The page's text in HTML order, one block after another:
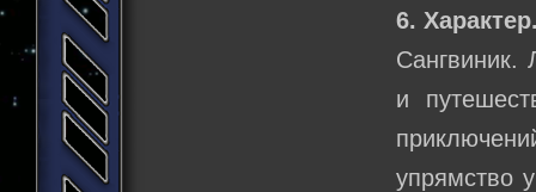
6.
Сангвиник.
и
упрямство